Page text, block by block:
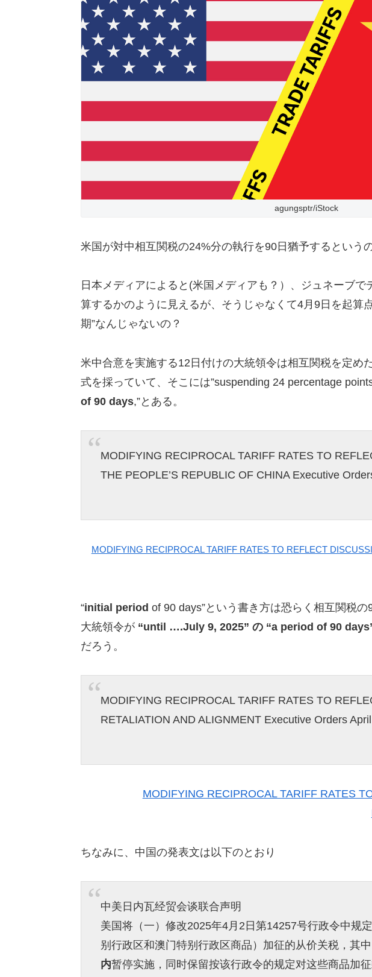
agungsptr/iStock
米国が対中相互関税の24%分の執行を90日猶予するという
日本メディアによると(米国メディアも？）、ジュネーブで
算するかのように見えるが、そうじゃなくて4月9日を起算
期”なんじゃないの？
米中合意を実施する12日付けの大統領令は相互関税を定め
式を採っていて、そこには”suspending 24 percentage
of 90 days,”とある。
MODIFYING RECIPROCAL TARIFF RATES TO
THE PEOPLE’S REPUBLIC OF CHINA Executive
MODIFYING RECIPROCAL TARIFF RATES TO REFLECT
“initial period of 90 days”という書き方は恐らく相互関税
大統領令が “until ….July 9, 2025” の “a period of 90
だろう。
MODIFYING RECIPROCAL TARIFF RATES TO
RETALIATION AND ALIGNMENT Executive Orders
MODIFYING RECIPROCAL TARIFF RATES
ちなみに、中国の発表文は以下のとおり
中美日内瓦经贸会谈联合声明
美国将（一）修改2025年4月2日第14257号行政令中规
别行政区和澳门特别行政区商品）加征的从价关税，其
内暂停实施，同时保留按该行政令的规定对这些商品加